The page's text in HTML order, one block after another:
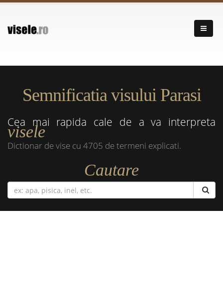
Semnificatia visului Parasi
Cea mai rapida cale de a va interpreta
visele
Dictionar de vise cu 4705 de termeni explicati.
Cautare